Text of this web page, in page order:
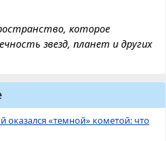
которое
звезд, планет и других
оказался «темной» кометой: что